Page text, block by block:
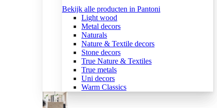
Bekijk alle producten in Pantoni
Light wood
Metal decors
Naturals
Nature & Textile decors
Stone decors
True Nature & Textiles
True metals
Uni decors
Warm Classics